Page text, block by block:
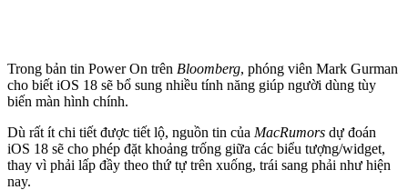
Trong bản tin Power On trên Bloomberg, phóng viên Mark Gurman
cho biết iOS 18 sẽ bổ sung nhiều tính năng giúp người dùng tùy
biến màn hình chính.
Dù rất ít chi tiết được tiết lộ, nguồn tin của MacRumors dự đoán
iOS 18 sẽ cho phép đặt khoảng trống giữa các biểu tượng/widget,
thay vì phải lấp đầy theo thứ tự trên xuống, trái sang phải như hiện
nay.